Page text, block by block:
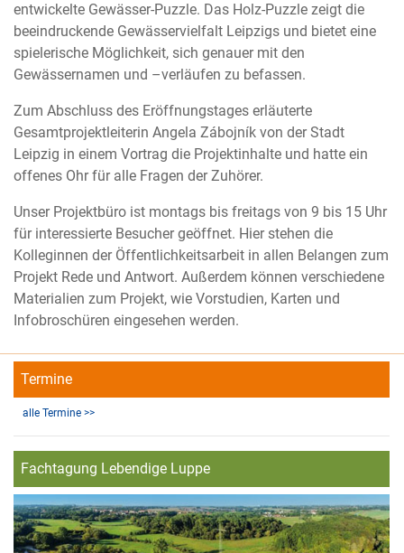
entwickelte Gewässer-Puzzle. Das Holz-Puzzle zeigt die
beeindruckende Gewässervielfalt Leipzigs und bietet eine
spielerische Möglichkeit, sich genauer mit den
Gewässernamen und –verläufen zu befassen.
Zum Abschluss des Eröffnungstages erläuterte
Gesamtprojektleiterin Angela Zábojník von der Stadt
Leipzig in einem Vortrag die Projektinhalte und hatte ein
offenes Ohr für alle Fragen der Zuhörer.
Unser Projektbüro ist montags bis freitags von 9 bis 15 Uhr
für interessierte Besucher geöffnet. Hier stehen die
Kolleginnen der Öffentlichkeitsarbeit in allen Belangen zum
Projekt Rede und Antwort. Außerdem können verschiedene
Materialien zum Projekt, wie Vorstudien, Karten und
Infobroschüren eingesehen werden.
Termine
alle Termine >>
Fachtagung Lebendige Luppe